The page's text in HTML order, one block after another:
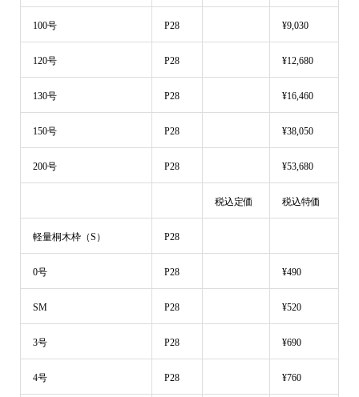
100号 P28 ¥9,030
120号 P28 ¥12,680
130号 P28 ¥16,460
150号 P28 ¥38,050
200号 P28 ¥53,680
税込定価 税込特価
軽量桐木枠（S） P28
0号 P28 ¥490
SM P28 ¥520
3号 P28 ¥690
4号 P28 ¥760